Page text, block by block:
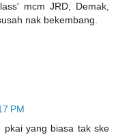
mcm JRD, Demak,
nak bekembang.
PM
yang biasa tak ske